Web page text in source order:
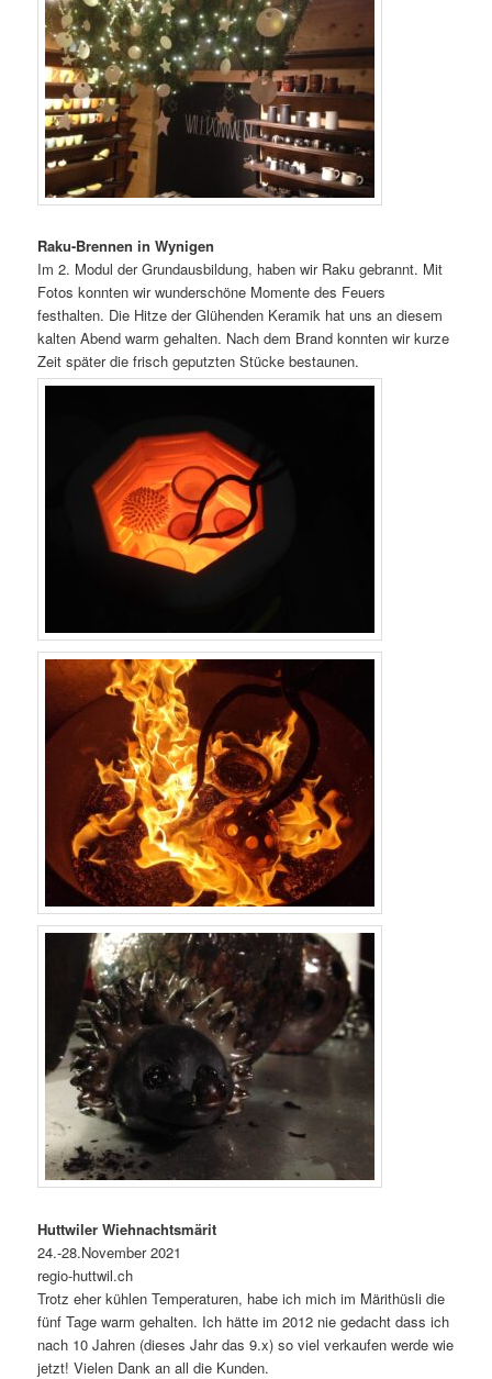
Raku-Brennen in Wynigen
Im 2. Modul der Grundausbildung, haben wir Raku gebrannt. Mit
Fotos konnten wir wunderschöne Momente des Feuers
festhalten. Die Hitze der Glühenden Keramik hat uns an diesem
kalten Abend warm gehalten. Nach dem Brand konnten wir kurze
Zeit später die frisch geputzten Stücke bestaunen.
Huttwiler Wiehnachtsmärit
24.-28.November 2021
regio-huttwil.ch
Trotz eher kühlen Temperaturen, habe ich mich im Märithüsli die
fünf Tage warm gehalten. Ich hätte im 2012 nie gedacht dass ich
nach 10 Jahren (dieses Jahr das 9.x) so viel verkaufen werde wie
jetzt! Vielen Dank an all die Kunden.